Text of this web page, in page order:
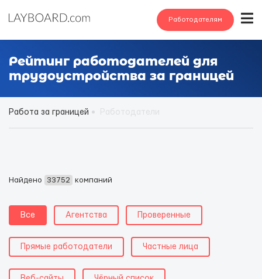
Работодателям
Рейтинг работодателей для
трудоустройства за границей
Работа за границей
Найдено 33752 компаний
Все Агентства Проверенные
Прямые работодатели Частные лица